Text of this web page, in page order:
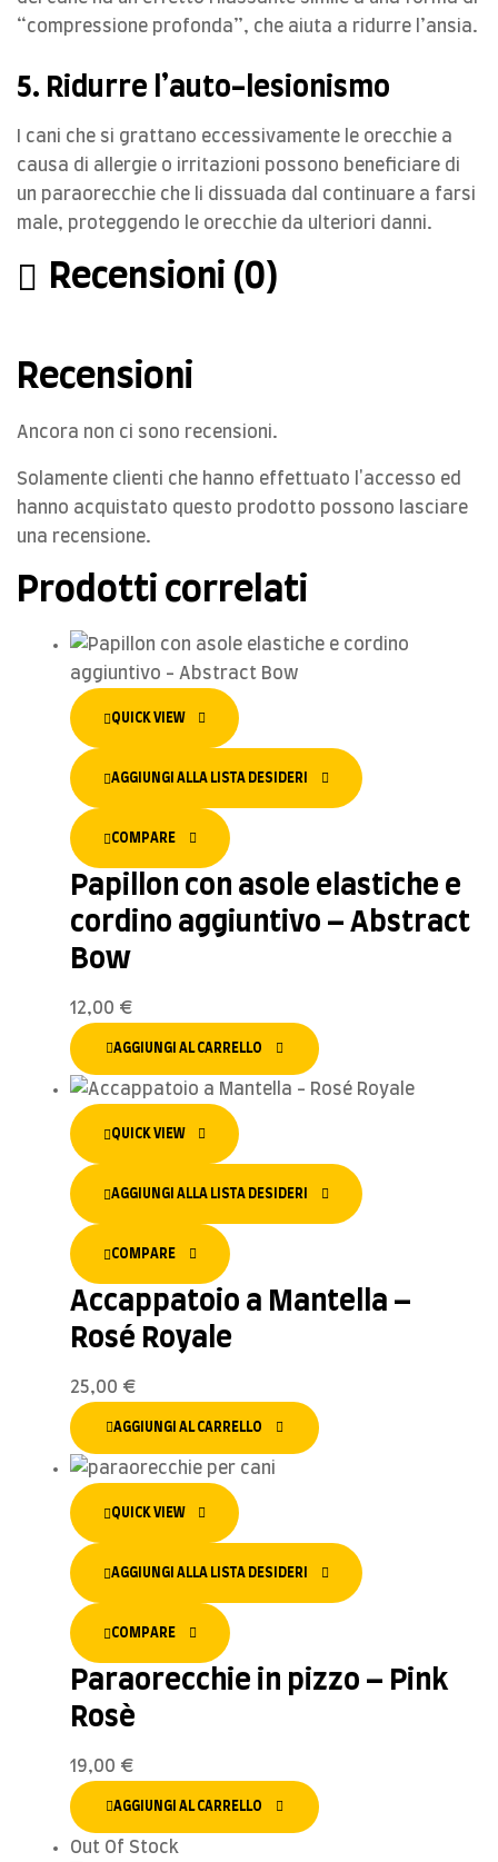
“compressione profonda”, che aiuta a ridurre l’ansia.
5. Ridurre l’auto-lesionismo
I cani che si grattano eccessivamente le orecchie a
causa di allergie o irritazioni possono beneficiare di
un paraorecchie che li dissuada dal continuare a farsi
male, proteggendo le orecchie da ulteriori danni.
Recensioni (0)
Recensioni
Ancora non ci sono recensioni.
Solamente clienti che hanno effettuato l'accesso ed
hanno acquistato questo prodotto possono lasciare
una recensione.
Prodotti correlati
QUICK VIEW
AGGIUNGI ALLA LISTA DESIDERI
COMPARE
Papillon con asole elastiche e
cordino aggiuntivo – Abstract
Bow
12,00 €
AGGIUNGI AL CARRELLO
QUICK VIEW
AGGIUNGI ALLA LISTA DESIDERI
COMPARE
Accappatoio a Mantella –
Rosé Royale
25,00 €
AGGIUNGI AL CARRELLO
QUICK VIEW
AGGIUNGI ALLA LISTA DESIDERI
COMPARE
Paraorecchie in pizzo – Pink
Rosè
19,00 €
AGGIUNGI AL CARRELLO
Out Of Stock